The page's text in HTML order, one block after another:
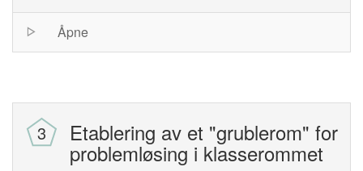
Åpne
Session
Etablering av et "grublerom" for
problemløsing i klasserommet